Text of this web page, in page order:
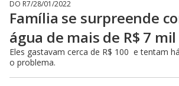
DO R7/28/01/2022
Família se surpreende
água de mais de R$ 7 mil
Eles gastavam cerca de R$ 100 e tentam
o problema.